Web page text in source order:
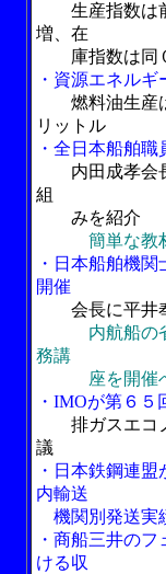
生産指数は
増、在
庫指数は同
・資源エネル
燃料油生産
リットル
・全日本船舶
内田成孝会
組
みを紹介
簡単な教
・日本船舶機
開催
会長に平井
内航船の
務講
座を開催
・IMOが第６
排ガスエコ
議
・日本鉄鋼連
内輸送
機関別発送実
・商船三井の
ける収